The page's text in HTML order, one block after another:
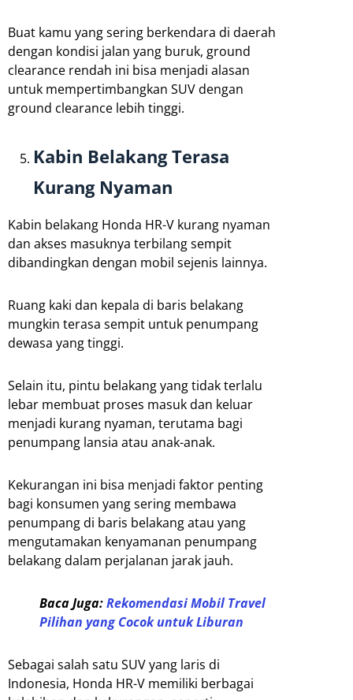
Buat kamu yang sering berkendara di daerah
dengan kondisi jalan yang buruk, ground
clearance rendah ini bisa menjadi alasan
untuk mempertimbangkan SUV dengan
ground clearance lebih tinggi.
Kabin Belakang Terasa
Kurang Nyaman
Kabin belakang Honda HR-V kurang nyaman
dan akses masuknya terbilang sempit
dibandingkan dengan mobil sejenis lainnya.
Ruang kaki dan kepala di baris belakang
mungkin terasa sempit untuk penumpang
dewasa yang tinggi.
Selain itu, pintu belakang yang tidak terlalu
lebar membuat proses masuk dan keluar
menjadi kurang nyaman, terutama bagi
penumpang lansia atau anak-anak.
Kekurangan ini bisa menjadi faktor penting
bagi konsumen yang sering membawa
penumpang di baris belakang atau yang
mengutamakan kenyamanan penumpang
belakang dalam perjalanan jarak jauh.
Baca Juga:Rekomendasi Mobil Travel
Pilihan yang Cocok untuk Liburan
Sebagai salah satu SUV yang laris di
Indonesia, Honda HR-V memiliki berbagai